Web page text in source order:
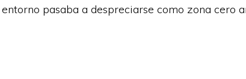
pasaba a despreciarse como zona cero